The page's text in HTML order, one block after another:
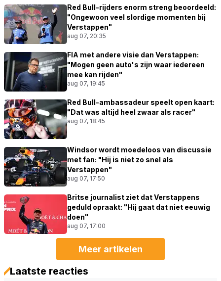
Red Bull-rijders enorm streng beoordeeld:
"Ongewoon veel slordige momenten bij
Verstappen"
aug 07, 20:35
FIA met andere visie dan Verstappen:
"Mogen geen auto's zijn waar iedereen
mee kan rijden"
aug 07, 19:45
Red Bull-ambassadeur speelt open kaart:
"Dat was altijd heel zwaar als racer"
aug 07, 18:45
Windsor wordt moedeloos van discussie
met fan: "Hij is niet zo snel als
Verstappen"
aug 07, 17:50
Britse journalist ziet dat Verstappens
geduld opraakt: "Hij gaat dat niet eeuwig
doen"
aug 07, 17:00
Meer artikelen
Laatste reacties